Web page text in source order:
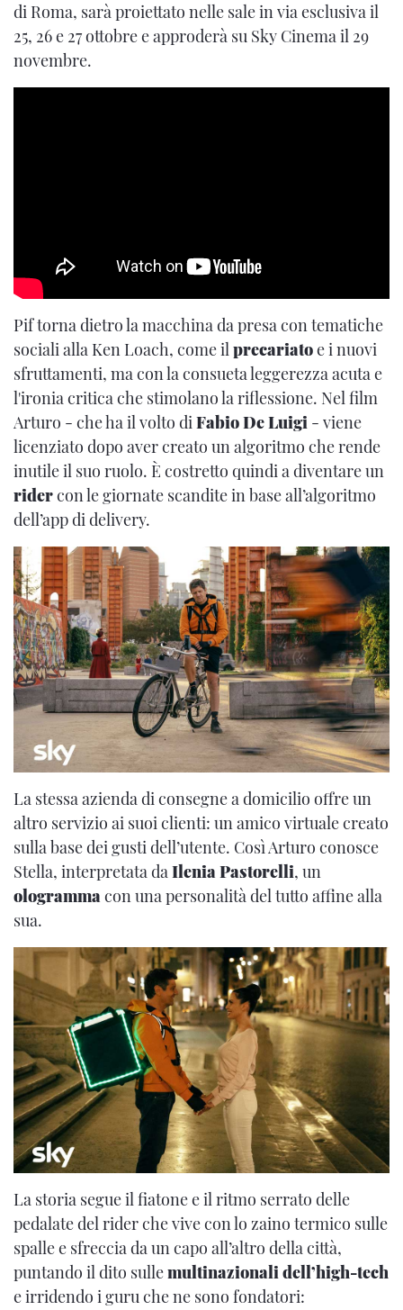
di Roma, sarà proiettato nelle sale in via esclusiva il
25, 26 e 27 ottobre e approderà su Sky Cinema il 29
novembre.
Pif torna dietro la macchina da presa con tematiche
sociali alla Ken Loach, come ilprecariatoe i nuovi
sfruttamenti, ma con la consueta leggerezza acuta e
l'ironia critica che stimolano la riflessione. Nel film
Arturo - che ha il volto diFabio De Luigi - viene
licenziato dopo aver creato un algoritmo che rende
inutile il suo ruolo. È costretto quindi a diventare un
ridercon le giornate scandite in base all’algoritmo
dell’app di delivery.
La stessa azienda di consegne a domicilio offre un
altro servizio ai suoi clienti: un amico virtuale creato
sulla base dei gusti dell’utente. Così Arturo conosce
Stella, interpretata daIlenia Pastorelli, un
ologrammacon una personalità del tutto affine alla
sua.
La storia segue il fiatone e il ritmo serrato delle
pedalate del rider che vive con lo zaino termico sulle
spalle e sfreccia da un capo all’altro della città,
puntando il dito sullemultinazionali dell’high-tech
e irridendo i guru che ne sono fondatori: